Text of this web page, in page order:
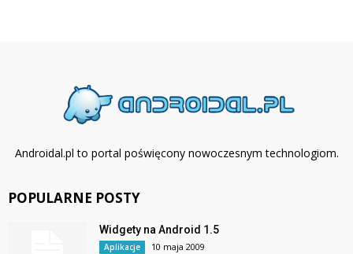
Androidal.pl to portal poświęcony nowoczesnym technologiom.
POPULARNE POSTY
Widgety na Android 1.5
Aplikacje 10 maja 2009